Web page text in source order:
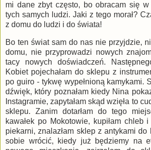
mi dane zbyt często, bo obracam się
tych samych ludzi. Jaki z tego morał?
z domu do ludzi i do świata!
Bo ten świat sam do nas nie przyjdzie,
domu, nie przyprowadzi nowych
tacy nowych doświadczeń.
Kobiet pojechałam do sklepu z
po guiro - tykwę wypełnioną kamykami.
dźwięk, który poznałam kiedy Nina
Instagramie, zapytałam skąd wzięła to
sklepu. Zanim dotarłam do tego
kawałek po Mokotowie, kupiłam chleb
piekarni, znalazłam sklep z antykami do
sobie wrócić, kiedy już będziemy na